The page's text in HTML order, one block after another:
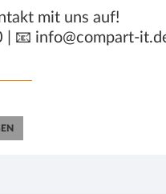
mit uns auf!
📧 info@compart-